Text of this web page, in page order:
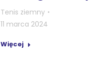
Tenis ziemny
11 marca 2024
Więcej